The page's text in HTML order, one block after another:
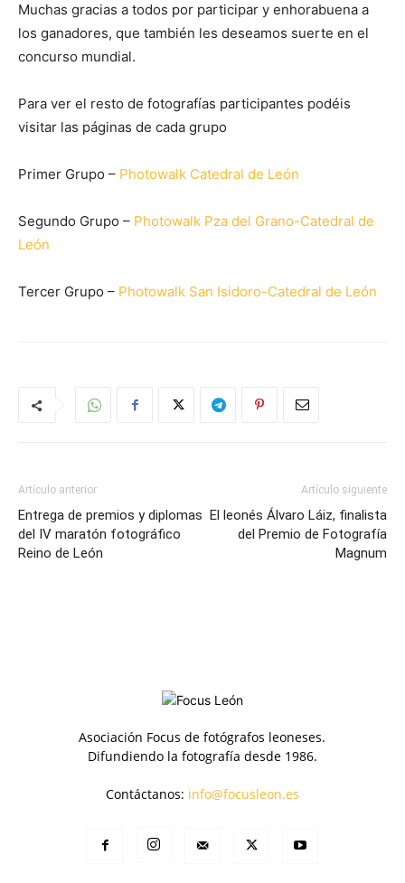
Muchas gracias a todos por participar y enhorabuena a
los ganadores, que también les deseamos suerte en el
concurso mundial.
Para ver el resto de fotografías participantes podéis
visitar las páginas de cada grupo
Primer Grupo – Photowalk Catedral de León
Segundo Grupo – Photowalk Pza del Grano-Catedral de
León
Tercer Grupo – Photowalk San Isidoro-Catedral de León
Artículo anterior
Entrega de premios y diplomas
del IV maratón fotográfico
Reino de León
Artículo siguiente
El leonés Álvaro Láiz, finalista
del Premio de Fotografía
Magnum
Asociación Focus de fotógrafos leoneses.
Difundiendo la fotografía desde 1986.
Contáctanos: info@focusleon.es